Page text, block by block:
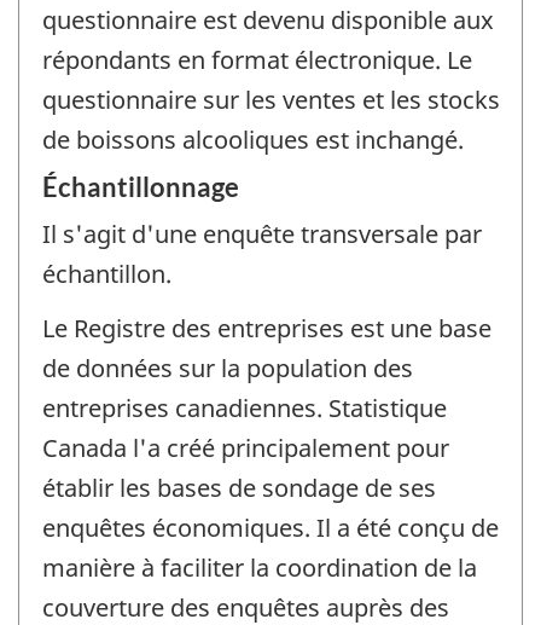
questionnaire est devenu disponible aux
répondants en format électronique. Le
questionnaire sur les ventes et les stocks
de boissons alcooliques est inchangé.
Échantillonnage
Il s'agit d'une enquête transversale par
échantillon.
Le Registre des entreprises est une base
de données sur la population des
entreprises canadiennes. Statistique
Canada l'a créé principalement pour
établir les bases de sondage de ses
enquêtes économiques. Il a été conçu de
manière à faciliter la coordination de la
couverture des enquêtes auprès des